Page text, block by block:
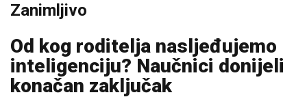
Zanimljivo
Od kog roditelja nasljeđujemo
inteligenciju? Naučnici donijeli
konačan zaključak